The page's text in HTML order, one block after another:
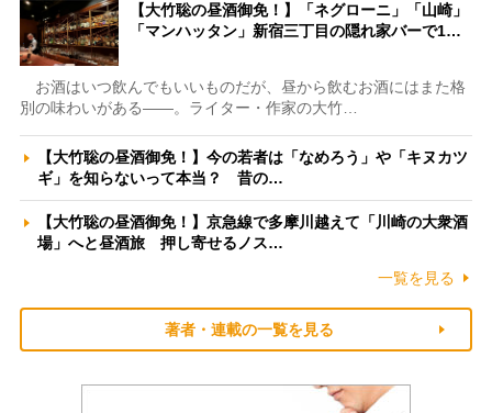
【大竹聡の昼酒御免！】「ネグローニ」「山崎」
「マンハッタン」新宿三丁目の隠れ家バーで1…
お酒はいつ飲んでもいいものだが、昼から飲むお酒にはまた格
別の味わいがある――。ライター・作家の大竹…
【大竹聡の昼酒御免！】今の若者は「なめろう」や「キヌカツ
ギ」を知らないって本当？ 昔の…
【大竹聡の昼酒御免！】京急線で多摩川越えて「川崎の大衆酒
場」へと昼酒旅 押し寄せるノス…
一覧を見る
著者・連載の一覧を見る